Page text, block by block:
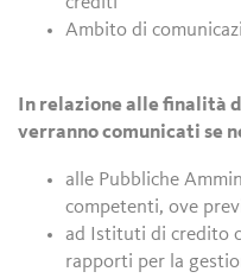
Ambito di
In relazione alle finalità
verranno comunicati se
alle Pubbliche
competenti, ove
ad Istituti di credito
rapporti per la